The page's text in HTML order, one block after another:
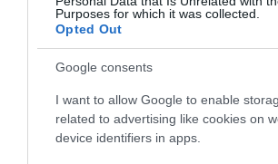
Purposes for which it was collected.
Opted Out
Google consents
I want to allow Google to enable
related to advertising like cookies on
device identifiers in apps.
ΡΟΗ ΕΙΔΗΣΕΩΝ